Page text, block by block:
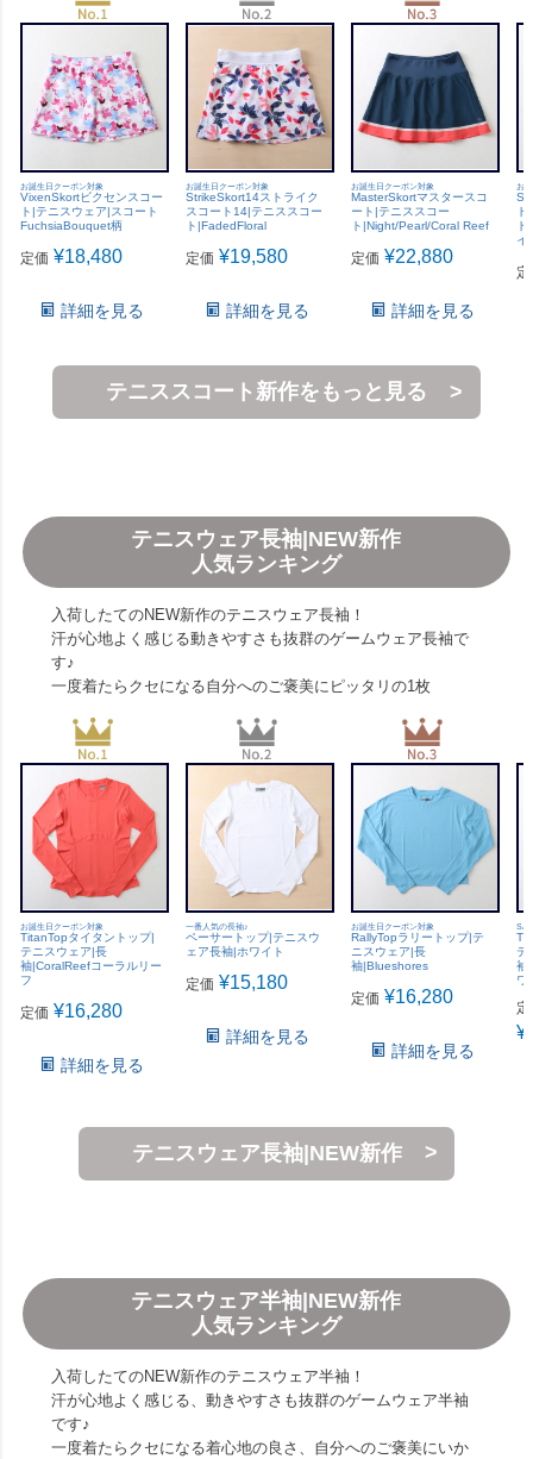
お誕生日クーポン対象
VixenSkortビクセンスコー
ト|テニスウェア|スコート
FuchsiaBouquet柄
定価 ¥18,480
詳細を見る
お誕生日クーポン対象
StrikeSkort14ストライク
スコート14|テニススコー
ト|FadedFloral
定価 ¥19,580
詳細を見る
お誕生日クーポン対象
MasterSkortマスタースコ
ート|テニススコー
ト|Night/Pearl/Coral Reef
定価 ¥22,880
詳細を見る
お
イ
テニススコート新作をもっと見る
テニスウェア長袖|NEW新作
人気ランキング
入荷したてのNEW新作のテニスウェア長袖！
汗が心地よく感じる動きやすさも抜群のゲームウェア長袖で
す♪
一度着たらクセになる自分へのご褒美にピッタリの1枚
お誕生日クーポン対象
TitanTopタイタントップ|
テニスウェア|長
袖|CoralReefコーラルリー
フ
定価 ¥16,280
詳細を見る
一番人気の長袖♪
ペーサートップ|テニスウ
ェア長袖|ホワイト
定価 ¥15,180
詳細を見る
お誕生日クーポン対象
RallyTopラリートップ|テ
ニスウェア|長
袖|Blueshores
定価 ¥16,280
詳細を見る
テ
袖
ワ
¥
テニスウェア長袖|NEW新作
テニスウェア半袖|NEW新作
人気ランキング
入荷したてのNEW新作のテニスウェア半袖！
汗が心地よく感じる、動きやすさも抜群のゲームウェア半袖
です♪
一度着たらクセになる着心地の良さ、自分へのご褒美にいか